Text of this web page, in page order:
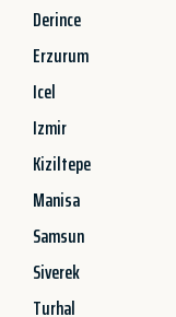
Derince
Erzurum
Icel
Izmir
Kiziltepe
Manisa
Samsun
Siverek
Turhal